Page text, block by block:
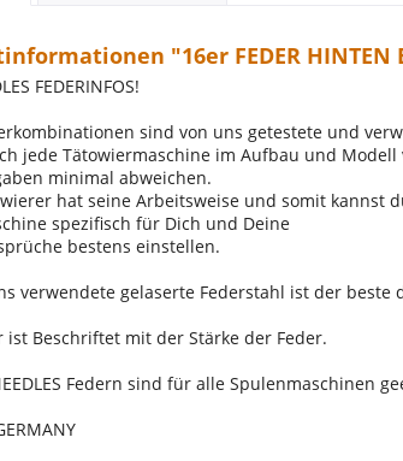
"16er FEDER HINTEN
FEDERINFOS!
sind von uns getestete und
jede Tätowiermaschine im Aufbau und
minimal abweichen.
hat seine Arbeitsweise und somit kannst
spezifisch für Dich und Deine
bestens einstellen.
verwendete gelaserte Federstahl ist der beste
ist Beschriftet mit der Stärke der Feder.
Federn sind für alle Spulenmaschinen